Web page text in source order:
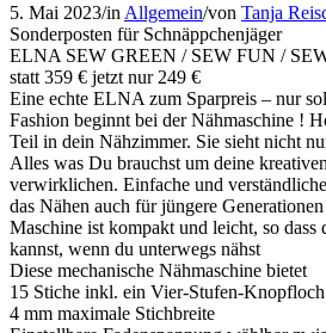
5. Mai 2023/in Allgemein/von Tanja
Sonderposten für Schnäppchenjäger
ELNA SEW GREEN / SEW FUN /
statt 359 € jetzt nur 249 €
Eine echte ELNA zum Sparpreis – nur
Fashion beginnt bei der Nähmaschine !
Teil in dein Nähzimmer. Sie sieht nicht
Alles was Du brauchst um deine
verwirklichen. Einfache und
das Nähen auch für jüngere
Maschine ist kompakt und leicht, so dass
kannst, wenn du unterwegs nähst
Diese mechanische Nähmaschine bietet
15 Stiche inkl. ein Vier-Stufen-Knopfloch
4 mm maximale Stichbreite